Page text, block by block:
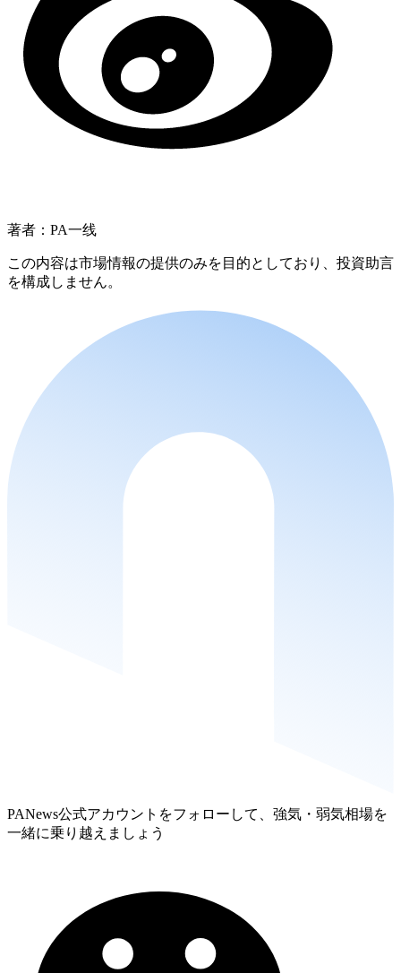
著者：PA一线
この内容は市場情報の提供のみを目的としており、投資助言
を構成しません。
PANews公式アカウントをフォローして、強気・弱気相場を
一緒に乗り越えましょう